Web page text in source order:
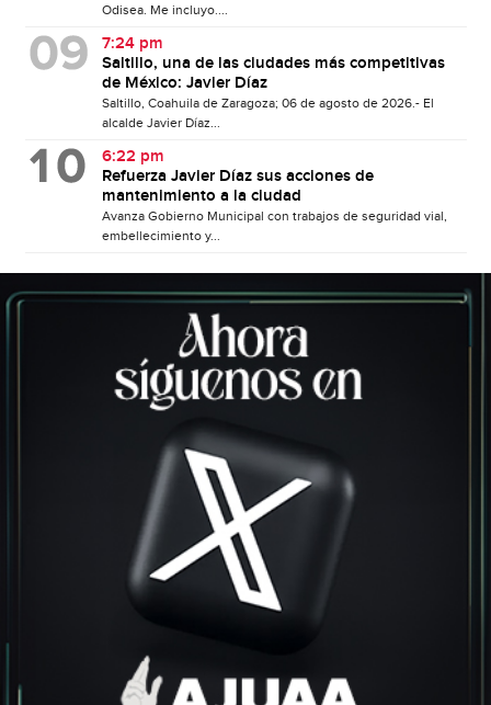
Odisea. Me incluyo....
7:24 pm
Saltillo, una de las ciudades más competitivas
de México: Javier Díaz
Saltillo, Coahuila de Zaragoza; 06 de agosto de 2026.- El
alcalde Javier Díaz...
6:22 pm
Refuerza Javier Díaz sus acciones de
mantenimiento a la ciudad
Avanza Gobierno Municipal con trabajos de seguridad vial,
embellecimiento y...